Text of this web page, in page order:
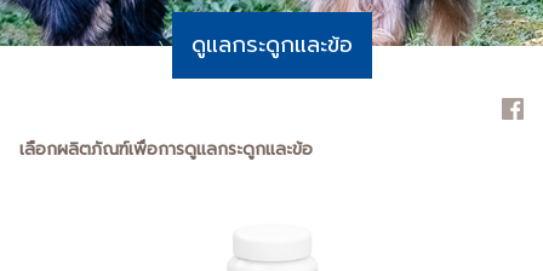
ดูแลกระดูกและข้อ
เลือกผลิตภัณฑ์เพื่อการดูแลกระดูกและข้อ